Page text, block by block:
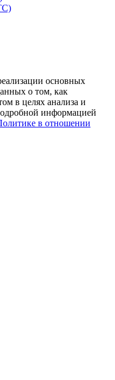
основных
о том, как
в целях анализа и
информацией
в отношении